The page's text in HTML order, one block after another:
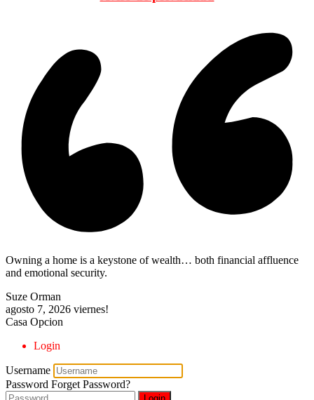
Owning a home is a keystone of wealth… both financial affluence
and emotional security.
Suze Orman
agosto 7, 2026 viernes!
Casa Opcion
Login
Username
Password Forget Password?